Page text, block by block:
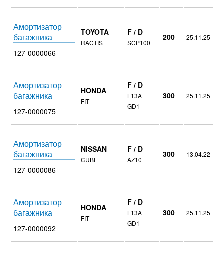
Амортизатор
багажника
127-0000066
TOYOTA
RACTIS
F / D
SCP100
200 25.11.25
Амортизатор
багажника
127-0000075
HONDA
FIT
F / D
L13A
GD1
300 25.11.25
Амортизатор
багажника
127-0000086
NISSAN
CUBE
F / D
AZ10
300 13.04.22
Амортизатор
багажника
127-0000092
HONDA
FIT
F / D
L13A
GD1
300 25.11.25